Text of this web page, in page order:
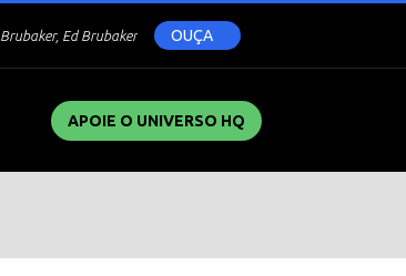
Brubaker, Ed Brubaker OUÇA
APOIE O UNIVERSO HQ